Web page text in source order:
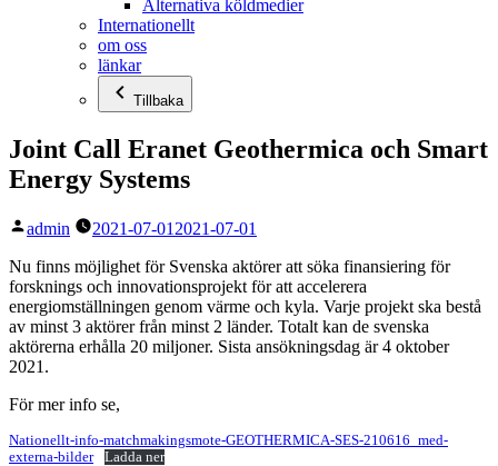
Alternativa köldmedier
Internationellt
om oss
länkar
Tillbaka
Joint Call Eranet Geothermica och Smart
Energy Systems
Publicerat
admin 2021-07-01 2021-07-01
Nu finns möjlighet för Svenska aktörer att söka finansiering för
forsknings och innovationsprojekt för att accelerera
energiomställningen genom värme och kyla. Varje projekt ska bestå
av minst 3 aktörer från minst 2 länder. Totalt kan de svenska
aktörerna erhålla 20 miljoner. Sista ansökningsdag är 4 oktober
2021.
För mer info se,
Nationellt-info-matchmakingsmote-GEOTHERMICA-SES-210616_med-
externa-bilder
Ladda ner